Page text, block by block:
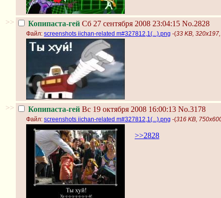
>> Копипаста-гей Сб 27 сентября 2008 23:04:15 No.2828
Файл: screenshots iichan-related m#327812,1(...).png -(33 KB,
>> Копипаста-гей Вс 19 октября 2008 16:00:13 No.3178
Файл: screenshots iichan-related m#327812,1(...).png -(316 KB,
>>2828